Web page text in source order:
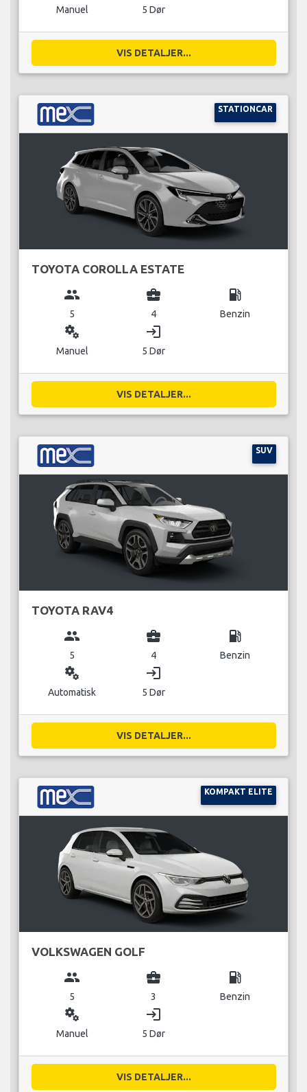
Manuel 5 Dør
VIS DETALJER...
STATIONCAR
TOYOTA COROLLA ESTATE
group
5
business_center
4
local_gas_station
Benzin
miscellaneous_services
Manuel
login
5 Dør
VIS DETALJER...
SUV
TOYOTA RAV4
group
5
business_center
4
local_gas_station
Benzin
miscellaneous_services
Automatisk
login
5 Dør
VIS DETALJER...
KOMPAKT ELITE
VOLKSWAGEN GOLF
group
5
business_center
3
local_gas_station
Benzin
miscellaneous_services
Manuel
login
5 Dør
VIS DETALJER...